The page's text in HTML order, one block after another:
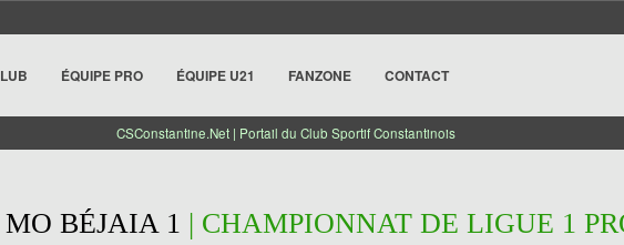
ÉQUIPE PRO ÉQUIPE U21 FANZONE CONTACT
CSConstantine.Net | Portail du Club Sportif Constantinois
BÉJAIA 1 | CHAMPIONNAT DE LIGUE 1